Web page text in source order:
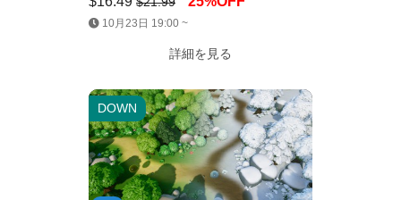
10月23日 19:00 ~
詳細を見る
DOWN
Jump AssetStore